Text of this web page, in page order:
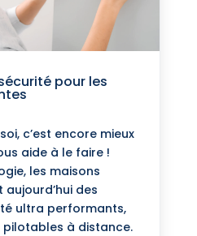
pour les
c’est encore mieux
aide à le faire !
les maisons
des
ultra performants,
pilotables à distance.